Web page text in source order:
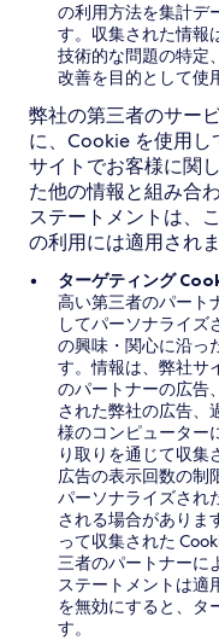
の利用方法を集計デ
す。収集された情報
技術的な問題の特定
改善を目的として使
弊社の第三者のサー
に、Cookie を使用
サイトでお客様に関
た他の情報と組み合
ステートメントは、
の利用には適用されま
ターゲティング
高い第三者のパート
してパーソナライズ
の興味・関心に沿っ
す。情報は、弊社サ
のパートナーの広告
された弊社の広告、
様のコンピューター
り取りを通じて収集
広告の表示回数の制
パーソナライズされ
される場合がありま
って収集された
三者のパートナーに
ステートメントは適
を無効にすると、タ
す。